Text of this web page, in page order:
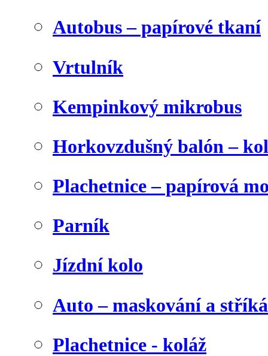
Autobus – papírové tkaní
Vrtulník
Kempinkový mikrobus
Horkovzdušný balón –
Plachetnice – papírová
Parník
Jízdní kolo
Auto – maskování a
Plachetnice - koláž